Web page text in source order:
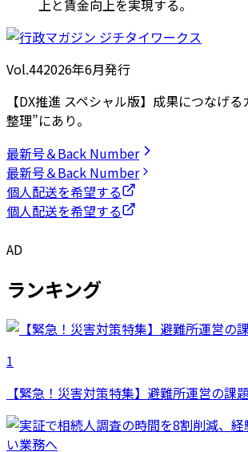
上と賃金向上を実現する。
Vol.442026年6月発行
【DX推進 スペシャル版】成果につなげ
整理”にあり。
最新号＆Back Number
最新号＆Back Number
個人配送を希望する
個人配送を希望する
AD
ランキング
1
【緊急！災害対策特集】避難所運営の課